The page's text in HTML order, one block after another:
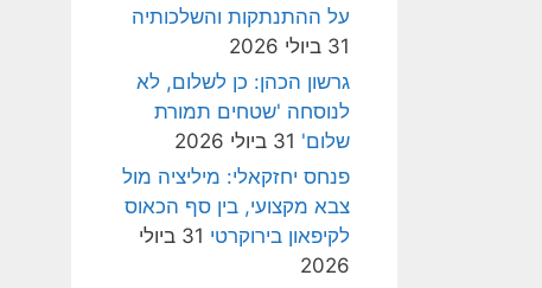
על ההתנתקות והשלכותיה
31 ביולי 2026
גרשון הכהן: כן לשלום, לא
לנוסחה 'שטחים תמורת
שלום' 31 ביולי 2026
פנחס יחזקאלי: מיליציה מול
צבא מקצועי, בין סף הכאוס
לקיפאון בירוקרטי
31 ביולי
2026